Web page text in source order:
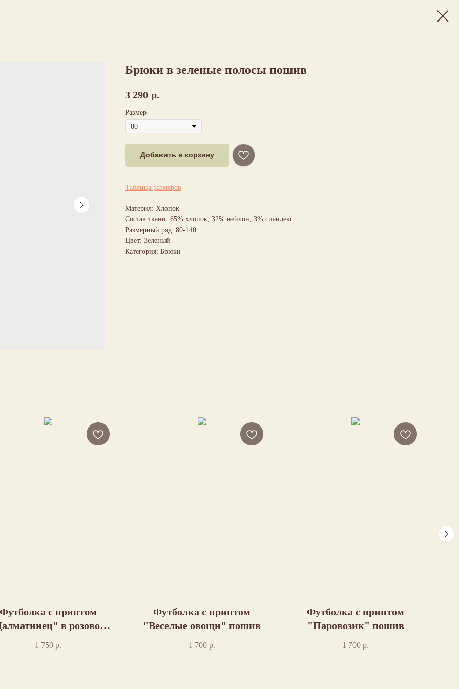
Брюки в зеленые полосы пошив
3 290 р.
Размер
Добавить в корзину
Таблица размеров
Материл: Хлопок
Состав ткани: 65% хлопок, 32% нейлон, 3% спандекс
Размерный ряд: 80-140
Цвет: Зеленый
Категория: Брюки
Футболка с принтом
в розовом
1 750 р.
Футболка с принтом
"Веселые овощи" пошив
1 700 р.
Футболка с принтом
"Паровозик" пошив
1 700 р.